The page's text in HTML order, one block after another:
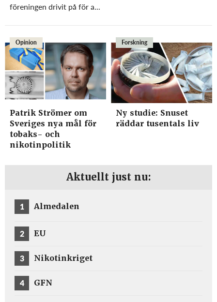
föreningen drivit på för a...
Opinion
Patrik Strömer om
Sveriges nya mål för
tobaks- och
nikotinpolitik
Forskning
Ny studie: Snuset
räddar tusentals liv
Aktuellt just nu:
1 Almedalen
2 EU
3 Nikotinkriget
4 GFN